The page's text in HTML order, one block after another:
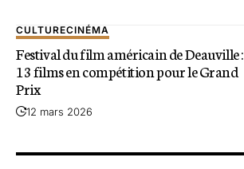
CULTURECINÉMA
Festival du film américain de Deauville :
13 films en compétition pour le Grand
Prix
12 mars 2026